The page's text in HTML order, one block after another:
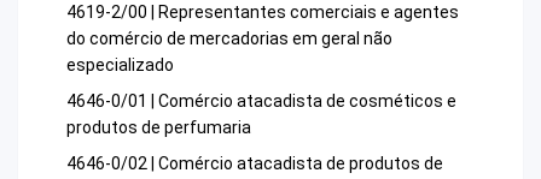
4619-2/00 | Representantes comerciais e agentes
do comércio de mercadorias em geral não
especializado
4646-0/01 | Comércio atacadista de cosméticos e
produtos de perfumaria
4646-0/02 | Comércio atacadista de produtos de